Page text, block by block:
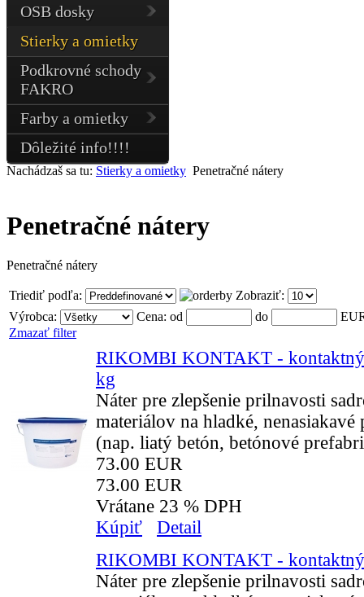
OSB dosky
Stierky a omietky
Podkrovné schody
FAKRO
Farby a omietky
Dôležité info!!!!
Nachádzaš sa tu: Stierky a omietky Penetračné nátery
Penetračné nátery
Penetračné nátery
Triediť podľa:
Zobraziť:
Výrobca:
Cena: od do
Zmazať filter
RIKOMBI KONTAKT -
kg
Náter pre zlepšenie prilnavosti
materiálov na hladké, nenasiakavé
(nap. liatý betón, betónové
73.00 EUR
73.00 EUR
Vrátane 23 % DPH
Kúpiť
Detail
RIKOMBI KONTAKT -
Náter pre zlepšenie prilnavosti